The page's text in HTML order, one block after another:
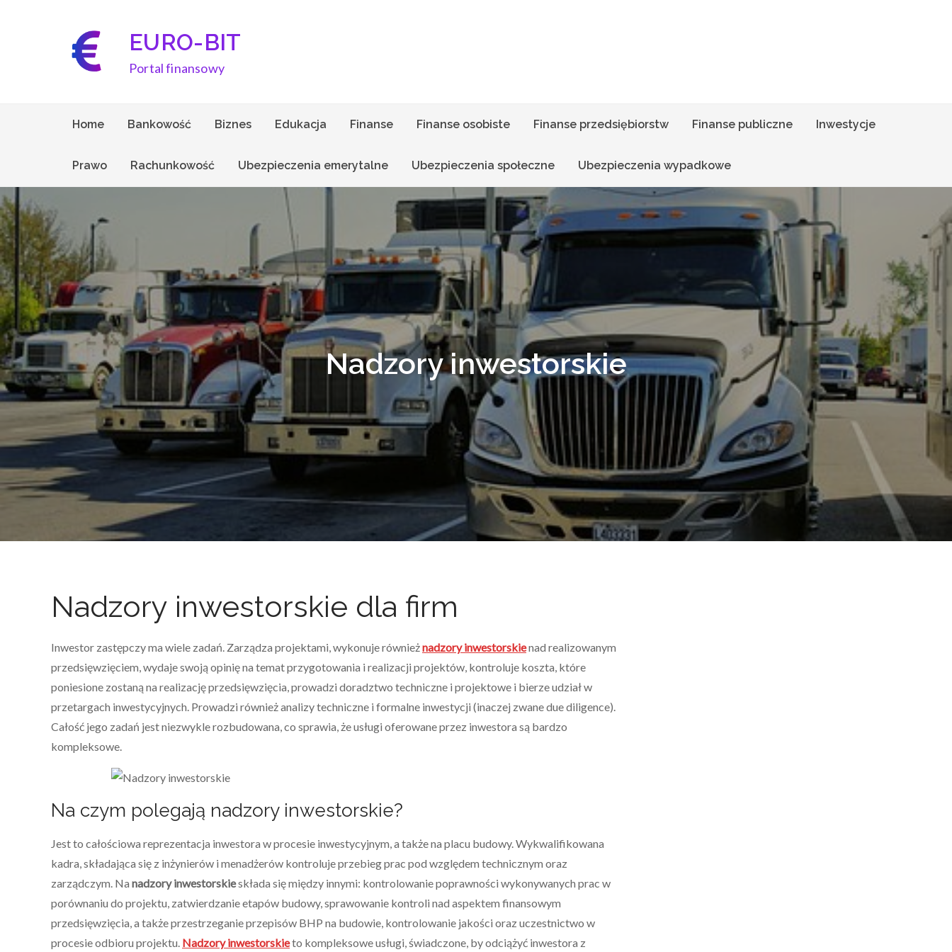
EURO-BIT
Portal finansowy
Home Bankowość Biznes Edukacja Finanse Finanse osobiste Finanse przedsiębiorstw Finanse publiczne Inwestycje
Prawo Rachunkowość Ubezpieczenia emerytalne Ubezpieczenia społeczne Ubezpieczenia wypadkowe
Nadzory inwestorskie
Nadzory inwestorskie dla firm
Inwestor zastępczy ma wiele zadań. Zarządza projektami, wykonuje równieżnadzory inwestorskienad realizowanym
przedsięwzięciem, wydaje swoją opinię na temat przygotowania i realizacji projektów, kontroluje koszta, które
poniesione zostaną na realizację przedsięwzięcia, prowadzi doradztwo techniczne i projektowe i bierze udział w
przetargach inwestycyjnych. Prowadzi również analizy techniczne i formalne inwestycji (inaczej zwane due diligence).
Całość jego zadań jest niezwykle rozbudowana, co sprawia, że usługi oferowane przez inwestora są bardzo
kompleksowe.
Na czym polegają nadzory inwestorskie?
Jest to całościowa reprezentacja inwestora w procesie inwestycyjnym, a także na placu budowy. Wykwalifikowana
kadra, składająca się z inżynierów i menadżerów kontroluje przebieg prac pod względem technicznym oraz
zarządczym. Na nadzory inwestorskieskłada się między innymi: kontrolowanie poprawności wykonywanych prac w
porównaniu do projektu, zatwierdzanie etapów budowy, sprawowanie kontroli nad aspektem finansowym
przedsięwzięcia, a także przestrzeganie przepisów BHP na budowie, kontrolowanie jakości oraz uczestnictwo w
procesie odbioru projektu. Nadzory inwestorskieto kompleksowe usługi, świadczone, by odciążyć inwestora z